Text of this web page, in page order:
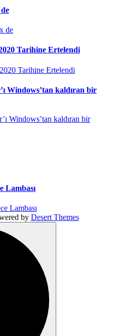
Tarihine Ertelendi
Windows’tan kaldıran bir
Lambası
by Desert Themes